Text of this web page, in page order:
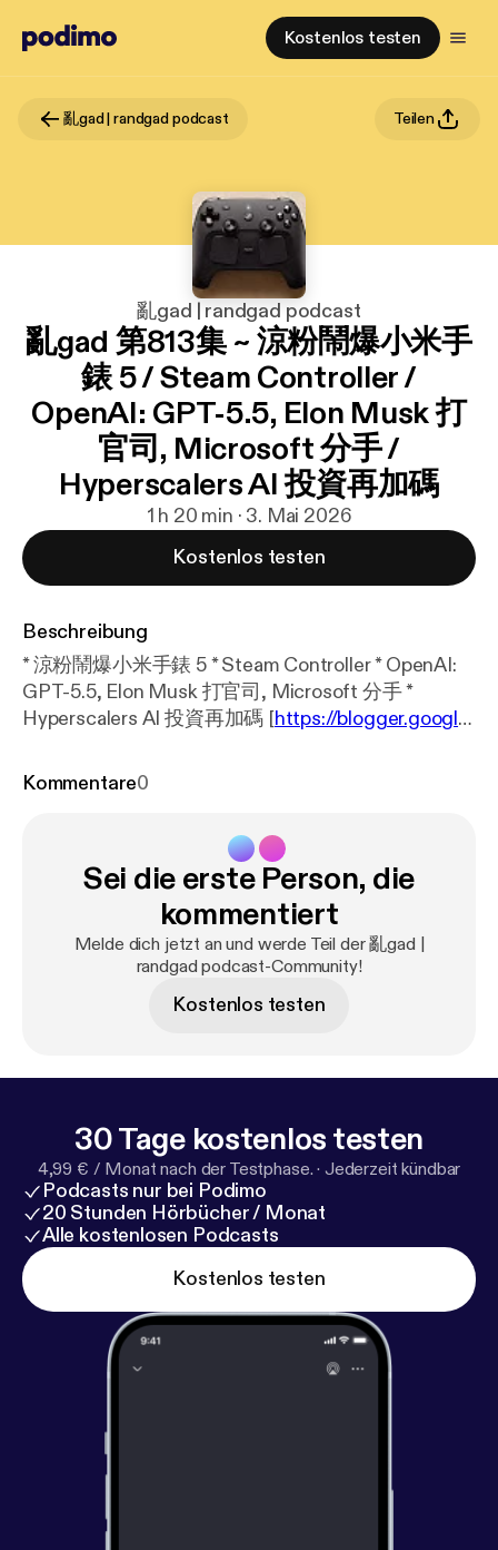
Kostenlos testen
亂gad | randgad podcast Teilen
亂gad | randgad podcast
亂‌‌‌gad‌‌‌ ‌‌‌‌‌第‌‌‌813集 ~ 涼粉鬧爆小米手
錶 5 / Steam Controller /
OpenAI: GPT-5.5, Elon Musk 打
官司, Microsoft 分手 /
Hyperscalers AI 投資再加碼
1 h 20 min · 3. Mai 2026
Kostenlos testen
Beschreibung
* 涼粉鬧爆小米手錶 5 * Steam Controller * OpenAI:
GPT-5.5, Elon Musk 打官司, Microsoft 分手 *
Hyperscalers AI 投資再加碼 [https://blogger.google
melTPMGgs5wowyBIsVZ99k_jj4rMlZz3Jb07dA7K
Z1LgzSOO-NaLUeLsYK-lmfq8wwAxXd1GrFr_0HB-
_qAfpDN0U54CE1hoKUg]https://blogger.googleus
ercontent.com/img/a/AVvXsEgHHPwyp8S1geyxm
elTPMGgs5wowyBIsVZ99k_jj4rMlZz3Jb07dA7Kr5
6v43CjFMFr8LeOFYdzvMkieWwtTnekDtAJHpqD
1LgzSOO-NaLUeLsYK-lmfq8wwAxXd1GrFr_0HB-_
Kommentare0
Sei die erste Person, die
kommentiert
Melde dich jetzt an und werde Teil der 亂gad |
randgad podcast-Community!
Kostenlos testen
30 Tage kostenlos testen
4,99 € / Monat nach der Testphase. · Jederzeit kündbar
Podcasts nur bei Podimo
20 Stunden Hörbücher / Monat
Alle kostenlosen Podcasts
Kostenlos testen